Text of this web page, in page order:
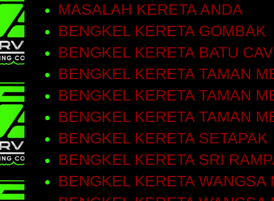
MASALAH KERETA ANDA
BENGKEL KERETA GOMBAK
BENGKEL KERETA BATU
BENGKEL KERETA TAMAN
BENGKEL KERETA TAMAN
BENGKEL KERETA TAMAN
BENGKEL KERETA SETAPAK
BENGKEL KERETA SRI
BENGKEL KERETA WANGSA